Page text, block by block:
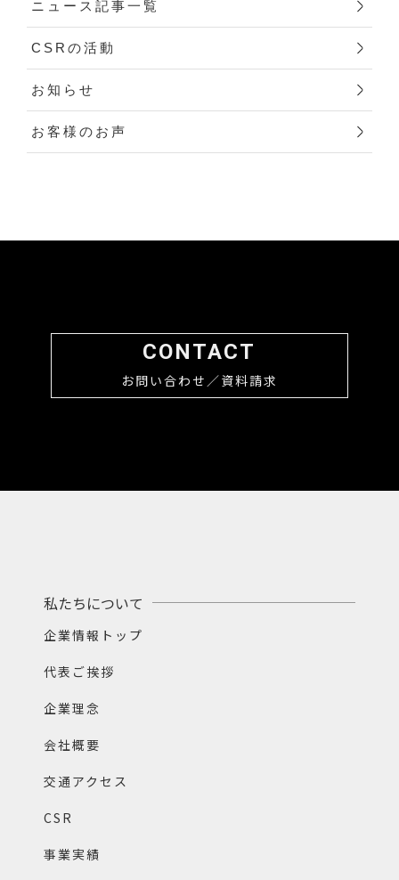
ニュース記事一覧
CSRの活動
お知らせ
お客様のお声
CONTACT
お問い合わせ／資料請求
私たちについて
企業情報トップ
代表ご挨拶
企業理念
会社概要
交通アクセス
CSR
事業実績